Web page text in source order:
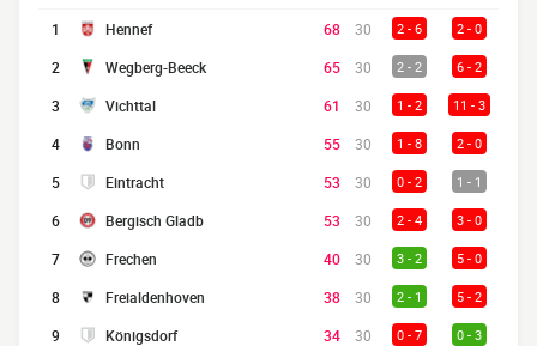
1 Hennef 68 30 2 - 6 2 - 0
2 Wegberg-Beeck 65 30 2 - 2 6 - 2
3 Vichttal 61 30 1 - 2 11 - 3
4 Bonn 55 30 1 - 8 2 - 0
5 Eintracht 53 30 0 - 2 1 - 1
6 Bergisch Gladb 53 30 2 - 4 3 - 0
7 Frechen 40 30 3 - 2 5 - 0
8 Freialdenhoven 38 30 2 - 1 5 - 2
9 Königsdorf 34 30 0 - 7 0 - 3